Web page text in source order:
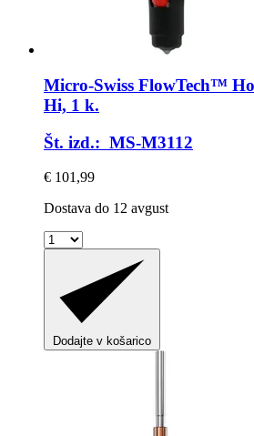
Micro-Swiss FlowTech™
Hi, 1 k.
Št. izd.: MS-M3112
€ 101,99
Dostava do 12 avgust
Dodajte v košarico